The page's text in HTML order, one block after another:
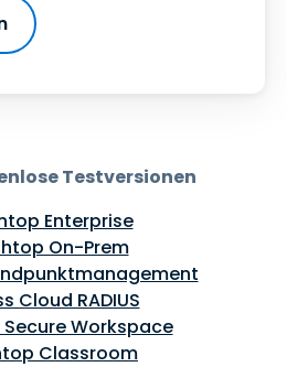
Testversionen
Enterprise
On-Prem
Cloud RADIUS
Workspace
Classroom